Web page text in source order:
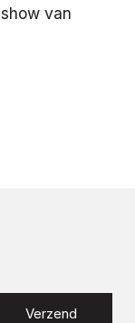
van
Verzend